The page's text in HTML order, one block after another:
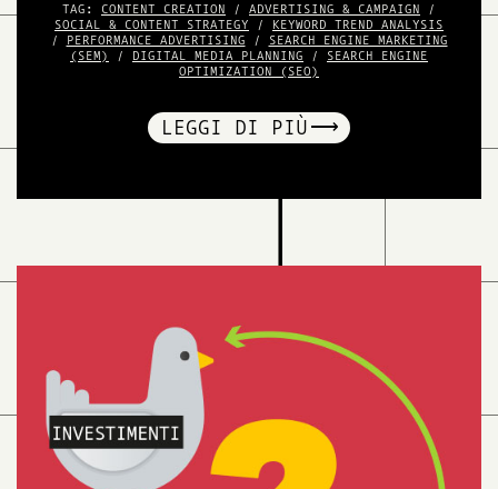
TAG: CONTENT CREATION / ADVERTISING & CAMPAIGN /
SOCIAL & CONTENT STRATEGY / KEYWORD TREND ANALYSIS
/
PERFORMANCE ADVERTISING /
SEARCH ENGINE MARKETING
(SEM)
/ DIGITAL MEDIA PLANNING / SEARCH ENGINE
OPTIMIZATION (SEO)
LEGGI DI PIÙ